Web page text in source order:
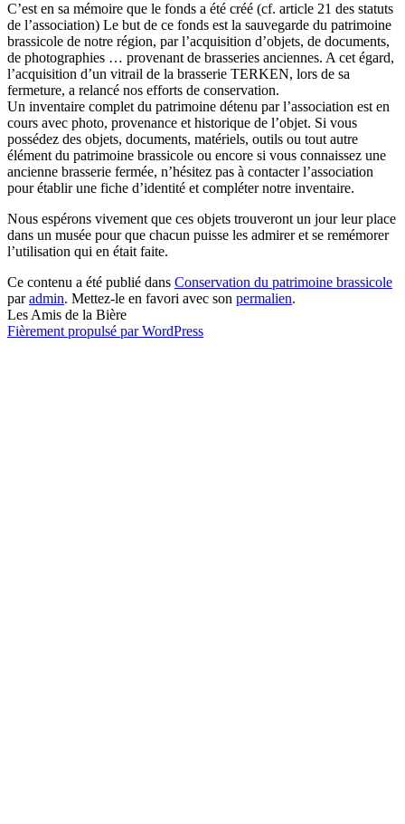
C’est en sa mémoire que le fonds a été créé (cf. article 21 des statuts
de l’association) Le but de ce fonds est la sauvegarde du patrimoine
brassicole de notre région, par l’acquisition d’objets, de documents,
de photographies … provenant de brasseries anciennes. A cet égard,
l’acquisition d’un vitrail de la brasserie TERKEN, lors de sa
fermeture, a relancé nos efforts de conservation.
Un inventaire complet du patrimoine détenu par l’association est en
cours avec photo, provenance et historique de l’objet. Si vous
possédez des objets, documents, matériels, outils ou tout autre
élément du patrimoine brassicole ou encore si vous connaissez une
ancienne brasserie fermée, n’hésitez pas à contacter l’association
pour établir une fiche d’identité et compléter notre inventaire.
Nous espérons vivement que ces objets trouveront un jour leur place
dans un musée pour que chacun puisse les admirer et se remémorer
l’utilisation qui en était faite.
Ce contenu a été publié dans Conservation du patrimoine brassicole
paradmin. Mettez-le en favori avec son permalien.
Les Amis de la Bière
Fièrement propulsé par WordPress